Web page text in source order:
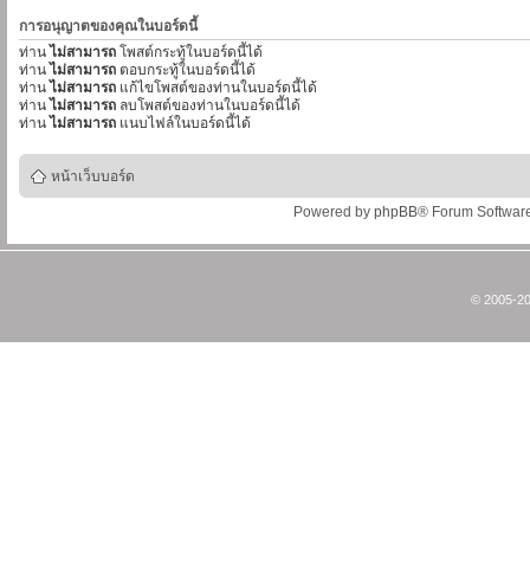
การอนุญาตของคุณในบอร์ดนี้
ท่าน ไม่สามารถ โพสต์กระทู้ในบอร์ดนี้ได้
ท่าน ไม่สามารถ ตอบกระทู้ในบอร์ดนี้ได้
ท่าน ไม่สามารถ แก้ไขโพสต์ของท่านในบอร์ดนี้ได้
ท่าน ไม่สามารถ ลบโพสต์ของท่านในบอร์ดนี้ได้
ท่าน ไม่สามารถ แนบไฟล์ในบอร์ดนี้ได้
หน้าเว็บบอร์ด
Powered by phpBB® Forum
© 2005-